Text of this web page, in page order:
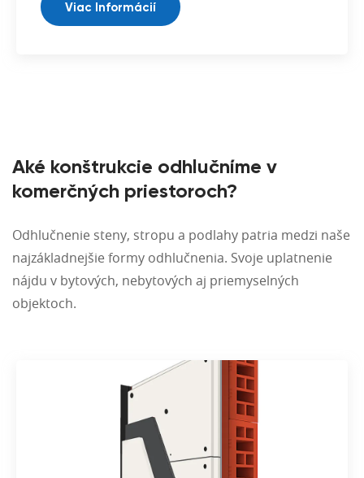
Viac Informácií
Aké konštrukcie odhlučníme v
komerčných priestoroch?
Odhlučnenie steny, stropu a podlahy patria medzi naše
najzákladnejšie formy odhlučnenia. Svoje uplatnenie
nájdu v bytových, nebytových aj priemyselných
objektoch.